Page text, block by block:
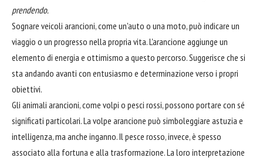
prendendo.
Sognare veicoli arancioni, come un'auto o una moto, può indicare un
viaggio o un progresso nella propria vita. L'arancione aggiunge un
elemento di energia e ottimismo a questo percorso. Suggerisce che si
sta andando avanti con entusiasmo e determinazione verso i propri
obiettivi.
Gli animali arancioni, come volpi o pesci rossi, possono portare con sé
significati particolari. La volpe arancione può simboleggiare astuzia e
intelligenza, ma anche inganno. Il pesce rosso, invece, è spesso
associato alla fortuna e alla trasformazione. La loro interpretazione